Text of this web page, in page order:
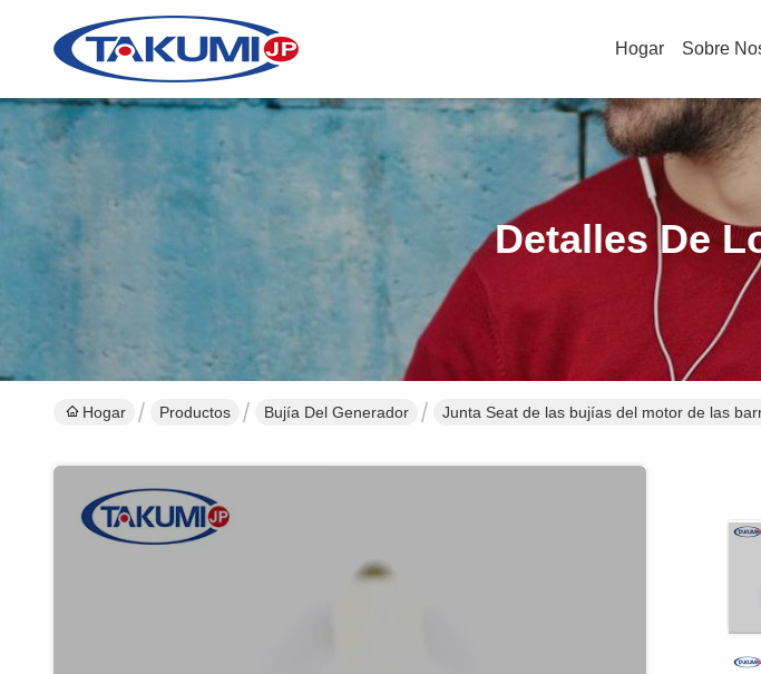
Hogar Sobre
Detalles De
Hogar Productos Bujía Del Generador Junta Seat de las bujías del motor de las